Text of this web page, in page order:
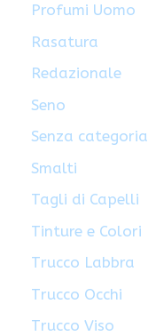
Profumi Uomo
Rasatura
Redazionale
Seno
Senza categoria
Smalti
Tagli di Capelli
Tinture e Colori
Trucco Labbra
Trucco Occhi
Trucco Viso